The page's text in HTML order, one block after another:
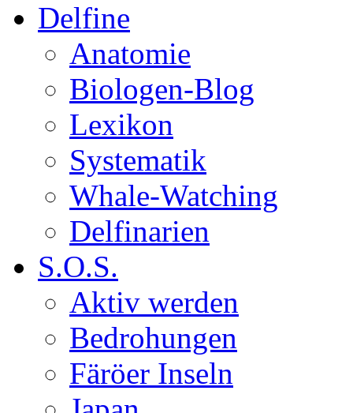
Delfine
Anatomie
Biologen-Blog
Lexikon
Systematik
Whale-Watching
Delfinarien
S.O.S.
Aktiv werden
Bedrohungen
Färöer Inseln